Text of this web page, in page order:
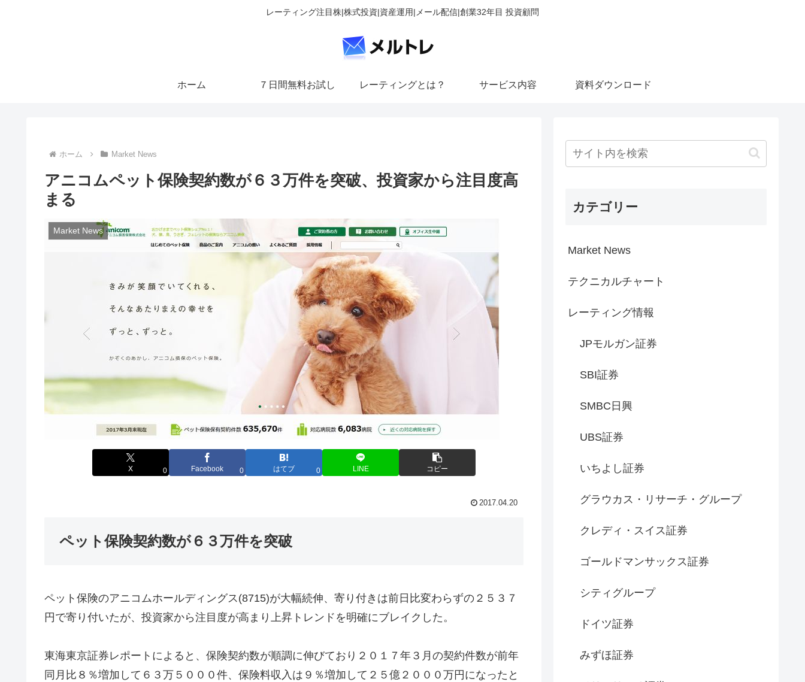
レーティング注目株|株式投資|資産運用|メール配信|創業32年目 投資顧問
ホーム ７日間無料お試し レーティングとは？ サービス内容 資料ダウンロード
ホーム Market News
アニコムペット保険契約数が６３万件を突破、投資家から注目度高
まる
Market News
X 0 Facebook 0 はてブ 0 LINE コピー
2017.04.20
ペット保険契約数が６３万件を突破
ペット保険のアニコムホールディングス(8715)が大幅続伸、寄り付きは前日比変わらずの２５３７
円で寄り付いたが、投資家から注目度が高まり上昇トレンドを明確にブレイクした。
東海東京証券レポートによると、保険契約数が順調に伸びており２０１７年３月の契約件数が前年
同月比８％増加して６３万５０００件、保険料収入は９％増加して２５億２０００万円になったと
カテゴリー
Market News
テクニカルチャート
レーティング情報
JPモルガン証券
SBI証券
SMBC日興
UBS証券
いちよし証券
グラウカス・リサーチ・グループ
クレディ・スイス証券
ゴールドマンサックス証券
シティグループ
ドイツ証券
みずほ証券